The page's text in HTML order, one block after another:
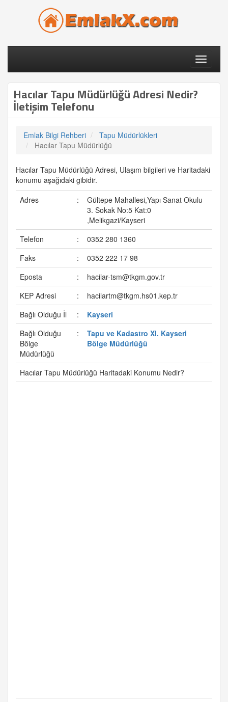
Toggle
Hacılar Tapu Müdürlüğü Adresi Nedir?
İletişim Telefonu
Emlak Bilgi Rehberi
Tapu Müdürlükleri
Hacılar Tapu Müdürlüğü
Hacılar Tapu Müdürlüğü Adresi, Ulaşım bilgileri ve Haritadaki
konumu aşağıdaki gibidir.
Adres
:
Gültepe Mahallesi,Yapı Sanat Okulu
3. Sokak No:5 Kat:0
,Melikgazi/Kayseri
Telefon
:
0352 280 1360
Faks
:
0352 222 17 98
Eposta
:
hacilar-tsm@tkgm.gov.tr
KEP Adresi
:
hacilartm@tkgm.hs01.kep.tr
Bağlı Olduğu İl
:
Kayseri
Bağlı Olduğu
Bölge
Müdürlüğü
:
Tapu ve Kadastro XI. Kayseri
Bölge Müdürlüğü
Hacılar Tapu Müdürlüğü Haritadaki Konumu Nedir?